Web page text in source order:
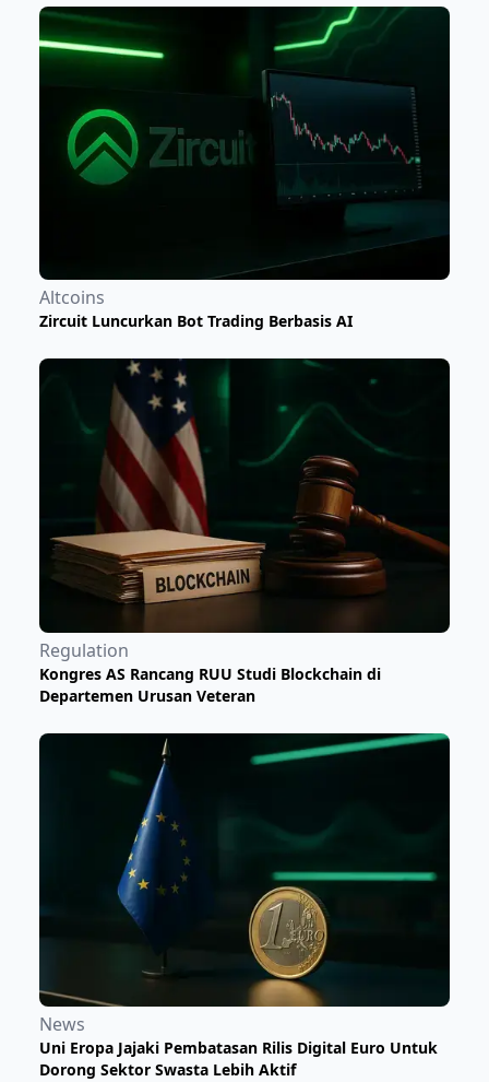
Altcoins
Zircuit Luncurkan Bot Trading Berbasis AI
Regulation
Kongres AS Rancang RUU Studi Blockchain di
Departemen Urusan Veteran
News
Uni Eropa Jajaki Pembatasan Rilis Digital Euro Untuk
Dorong Sektor Swasta Lebih Aktif